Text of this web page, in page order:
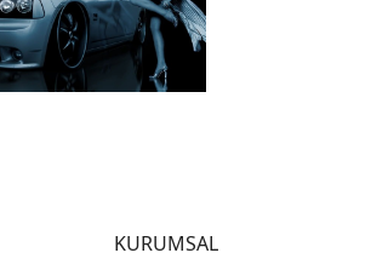
KURUMSAL